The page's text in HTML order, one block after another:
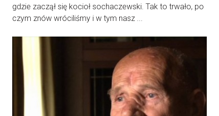
gdzie zaczął się kocioł sochaczewski. Tak to trwało, po
czym znów wróciliśmy i w tym nasz ...